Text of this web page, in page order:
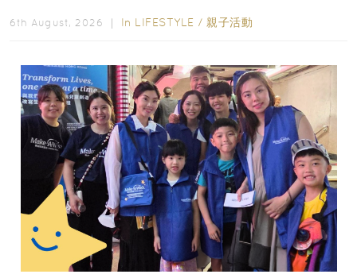
6th August, 2026 ｜ In LIFESTYLE / 親子活動